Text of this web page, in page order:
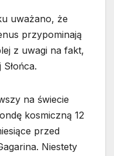
uważano, że
przypominają
z uwagi na fakt,
na świecie
kosmiczną 12
przed
Niestety